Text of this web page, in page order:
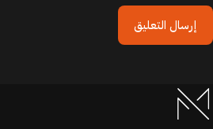
إرسال التعليق